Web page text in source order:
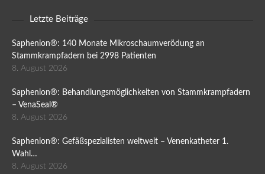
Letzte Beiträge
Saphenion®: 140 Monate Mikroschaumverödung an
Stammkrampfadern bei 2998 Patienten
8. August 2026
Saphenion®: Behandlungsmöglichkeiten von Stammkrampfadern
– VenaSeal®
8. August 2026
Saphenion®: Gefäßspezialisten weltweit – Venenkatheter 1.
Wahl…
8. August 2026